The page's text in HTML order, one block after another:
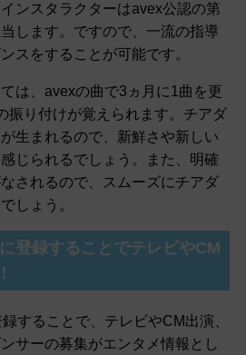
ンスタラクターはavex公認の第
します。ですので、一流の指導
スをすることが可能です。
は、avexの曲で3ヵ月に1曲を更
振り付けが覚えられます。チアダ
生まれるので、新鮮さや新しい
じられるでしょう。また、明確
されるので、スムーズにチアダ
しょう。
登録することでテレビやCM
することで、テレビやCM出演、
サーの募集がエンタメ情報とし